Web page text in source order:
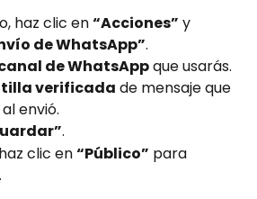
haz clic en “Acciones” y
de WhatsApp”.
de WhatsApp que usarás.
verificada de mensaje que
envió.
.
clic en “Público” para